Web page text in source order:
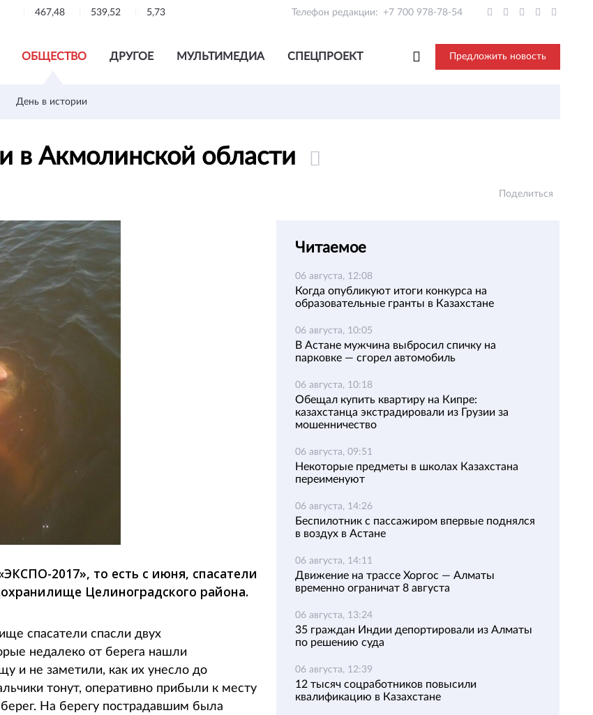
467,48 539,52 5,73 Телефон редакции: +7 700 978-78-54
ОБЩЕСТВО ДРУГОЕ МУЛЬТИМЕДИА СПЕЦПРОЕКТ Предложить новость
День в истории
в Акмолинской области
Поделиться
2017», то есть с июня, спасатели
Целиноградского района.
спасатели спасли двух
недалеко от берега нашли
и не заметили, как их унесло до
тонут, оперативно прибыли к месту
На берегу пострадавшим была
Читаемое
06 августа, 12:08
Когда опубликуют итоги конкурса на
образовательные гранты в Казахстане
06 августа, 10:05
В Астане мужчина выбросил спичку на
парковке — сгорел автомобиль
06 августа, 10:18
Обещал купить квартиру на Кипре:
казахстанца экстрадировали из Грузии за
мошенничество
06 августа, 09:51
Некоторые предметы в школах Казахстана
переименуют
06 августа, 14:26
Беспилотник с пассажиром впервые поднялся
в воздух в Астане
06 августа, 14:11
Движение на трассе Хоргос — Алматы
временно ограничат 8 августа
06 августа, 13:24
35 граждан Индии депортировали из Алматы
по решению суда
06 августа, 12:39
12 тысяч соцработников повысили
квалификацию в Казахстане